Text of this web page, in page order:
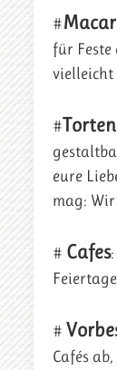
#
für Feste
vielleicht
#Torten
eure
mag:
# Cafes
#
Cafés